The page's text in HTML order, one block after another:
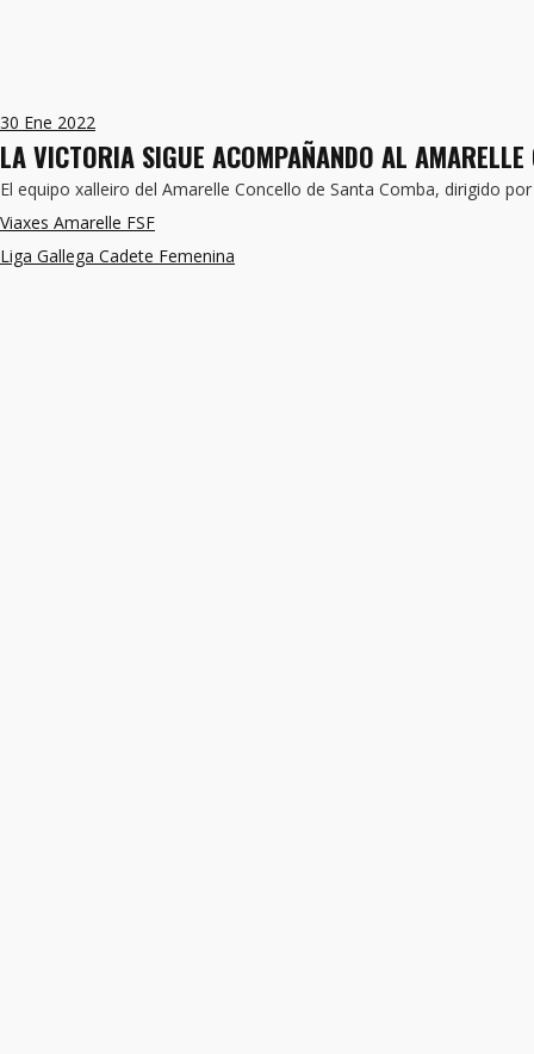
30 Ene 2022
LA VICTORIA SIGUE ACOMPAÑANDO AL
El equipo xalleiro del Amarelle Concello de Santa Comba, dirigido
Viaxes Amarelle FSF
Liga Gallega Cadete Femenina